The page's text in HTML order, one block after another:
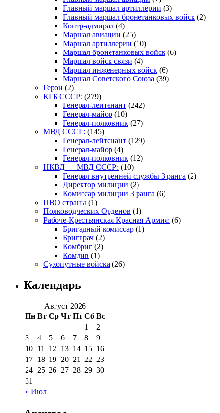
Главный маршал артиллерии (3)
Главный маршал бронетанковых войск (2)
Контр-адмирал (4)
Маршал авиации (25)
Маршал артиллерии (10)
Маршал бронетанковых войск (6)
Маршал войск связи (4)
Маршал инженерных войск (6)
Маршал Советского Союза (39)
Герои (2)
КГБ СССР: (279)
Генерал-лейтенант (242)
Генерал-майор (10)
Генерал-полковник (27)
МВД СССР: (145)
Генерал-лейтенант (129)
Генерал-майор (4)
Генерал-полковник (12)
НКВД — МВД СССР: (10)
Генерал внутренней службы 3 ранга (2)
Директор милиции (2)
Комиссар милиции 3 ранга (6)
ПВО страны (1)
Полководческих Орденов (1)
Рабоче-Крестьянская Красная Армия: (6)
Бригадный комиссар (1)
Бригврач (2)
Комбриг (2)
Комдив (1)
Сухопутные войска (26)
Календарь
Август 2026
Пн Вт Ср Чт Пт Сб Вс
« Июл
1
2
3
4 5 6 7 8
9
10 11 12 13 14 15 16
17 18 19 20 21 22 23
24 25 26 27 28 29 30
31